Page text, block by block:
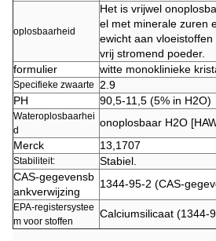
oplosbaarheid
Het is vrijwel
el met minerale zuren
ewicht aan
vrij stromend poeder.
formulier
witte monoklinieke
Specifieke zwaarte
2.9
PH
90,5-11,5 (5% in H2O)
Wateroplosbaarhei
d
onoplosbaar H2O
Merck
13,1707
Stabiliteit:
Stabiel.
CAS-gegevensb
ankverwijzing
1344-95-2 (CAS-
EPA-registersystee
m voor stoffen
Calciumsilicaat (1344-